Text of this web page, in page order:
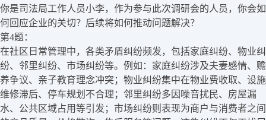
你是司法局工作人员小李，作为参与此次调研会的人员，你会如
何回应企业的关切？后续将如何推动问题解决？
第4题：
在社区日常管理中，各类矛盾纠纷频发，包括家庭纠纷、物业纠
纷、邻里纠纷、市场纠纷等。例如：家庭纠纷涉及夫妻感情、赡
养争议、亲子教育理念冲突；物业纠纷集中在物业费收取、设施
维修滞后、停车规划不合理；邻里纠纷多因噪音扰民、房屋漏
水、公共区域占用等引发；市场纠纷则表现为商户与消费者之间